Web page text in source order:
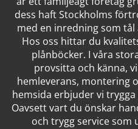
dess haft Stockholms
med en inredning som
Hos oss hittar du
plånböcker. I våra
provsitta och känna,
hemleverans, montering
hemsida erbjuder vi
Oavsett vart du önskar
och trygg service som